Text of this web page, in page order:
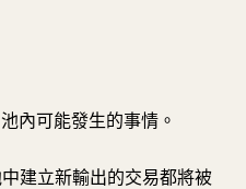
內可能發生的事情。
建立新輸出的交易都將被